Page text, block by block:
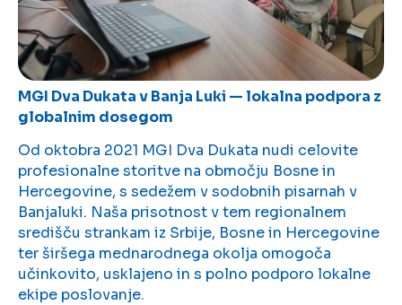
MGI Dva Dukata v Banja Luki — lokalna podpora z
globalnim dosegom
Od oktobra 2021 MGI Dva Dukata nudi celovite
profesionalne storitve na območju Bosne in
Hercegovine, s sedežem v sodobnih pisarnah v
Banjaluki. Naša prisotnost v tem regionalnem
središču strankam iz Srbije, Bosne in Hercegovine
ter širšega mednarodnega okolja omogoča
učinkovito, usklajeno in s polno podporo lokalne
ekipe poslovanje.